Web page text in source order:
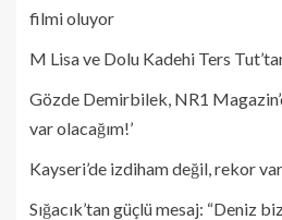
filmi oluyor
M Lisa ve Dolu Kadehi Ters
Gözde Demirbilek, NR1
var olacağım!’
Kayseri’de izdiham değil, rekor
Sığacık’tan güçlü mesaj: “Deniz